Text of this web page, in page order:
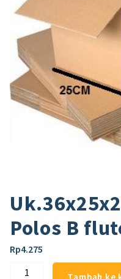
Polos B
Rp4.275